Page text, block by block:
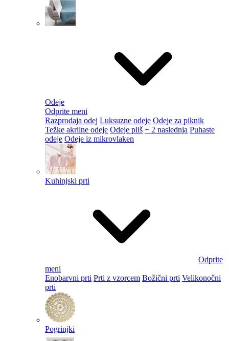
Odeje
Odprite meni
Razprodaja odej Luksuzne odeje Odeje za piknik
Težke akrilne odeje Odeje pliš + 2 naslednja Puhaste
odeje Odeje iz mikrovlaken
Kuhinjski prti
Odprite
meni
Enobarvni prti Prti z vzorcem Božični prti Velikonočni
prti​
Pogrinjki